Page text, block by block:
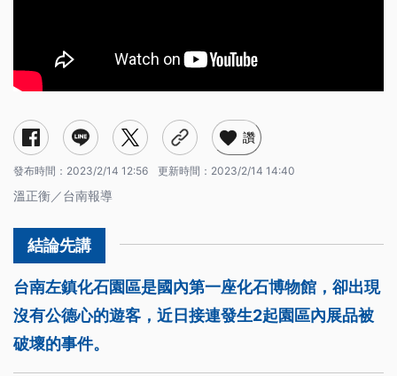
讚
發布時間： 2023/2/14 12:56 更新時間： 2023/2/14 14:40
溫正衡／台南報導
台南左鎮化石園區是國內第一座化石博物館，卻出現
沒有公德心的遊客，近日接連發生2起園區內展品被
破壞的事件。